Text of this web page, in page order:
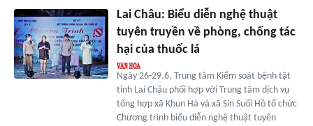
Lai Châu: Biểu diễn nghệ thuật
tuyên truyền về phòng, chống tác
hại của thuốc lá
Ngày 26-29.6, Trung tâm Kiểm soát bệnh tật
tỉnh Lai Châu phối hợp với Trung tâm dịch vụ
tổng hợp xã Khun Há và xã Sin Suối Hồ tổ chức
Chương trình biểu diễn nghệ thuật tuyên